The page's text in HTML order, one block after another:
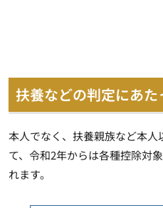
扶養などの判定にあ
本人でなく、扶養親族など本
て、令和2年からは各種控除対
れます。